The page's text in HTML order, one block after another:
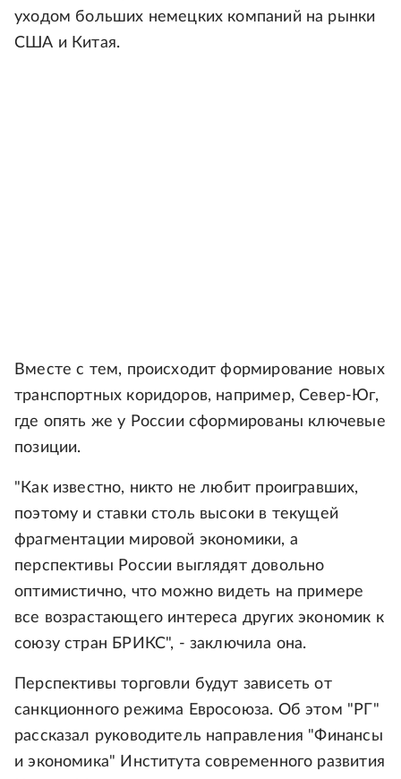
уходом больших немецких компаний на рынки
США и Китая.
Вместе с тем, происходит формирование новых
транспортных коридоров, например, Север-Юг,
где опять же у России сформированы ключевые
позиции.
"Как известно, никто не любит проигравших,
поэтому и ставки столь высоки в текущей
фрагментации мировой экономики, а
перспективы России выглядят довольно
оптимистично, что можно видеть на примере
все возрастающего интереса других экономик к
союзу стран БРИКС", - заключила она.
Перспективы торговли будут зависеть от
санкционного режима Евросоюза. Об этом "РГ"
рассказал руководитель направления "Финансы
и экономика" Института современного развития